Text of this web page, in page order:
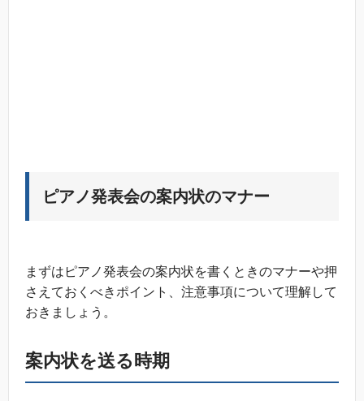
ピアノ発表会の案内状のマナー
まずはピアノ発表会の案内状を書くときのマナーや押
さえておくべきポイント、注意事項について理解して
おきましょう。
案内状を送る時期